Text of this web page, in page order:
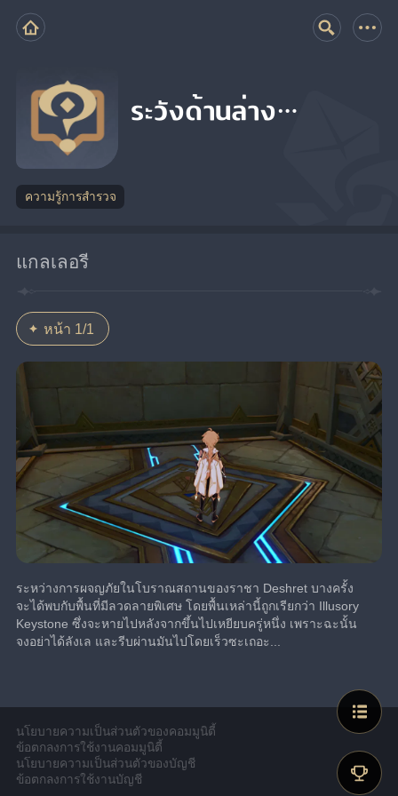
ระวังด้านล่าง…
ความรู้การสำรวจ
แกลเลอรี
หน้า 1/1
ระหว่างการผจญภัยในโบราณสถานของราชา Deshret บางครั้ง
จะได้พบกับพื้นที่มีลวดลายพิเศษ โดยพื้นเหล่านี้ถูกเรียกว่า Illusory
Keystone ซึ่งจะหายไปหลังจากขึ้นไปเหยียบครู่หนึ่ง เพราะฉะนั้น
จงอย่าได้ลังเล และรีบผ่านมันไปโดยเร็วซะเถอะ...
นโยบายความเป็นส่วนตัวของคอมมูนิตี้
ข้อตกลงการใช้งานคอมมูนิตี้
นโยบายความเป็นส่วนตัวของบัญชี
ข้อตกลงการใช้งานบัญชี